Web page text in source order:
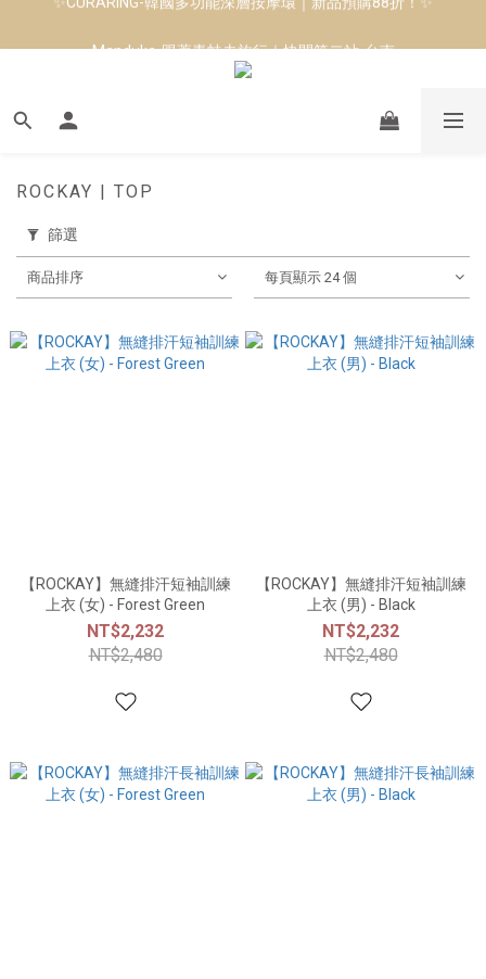
Manduka-跟著青蛙去旅行｜快閃第二站-台南
ROCKAY | TOP
篩選
商品排序 每頁顯示 24 個
【ROCKAY】無縫排汗短袖訓練
上衣 (女) - Forest Green
NT$2,232
NT$2,480
【ROCKAY】無縫排汗短袖訓練
上衣 (男) - Black
NT$2,232
NT$2,480